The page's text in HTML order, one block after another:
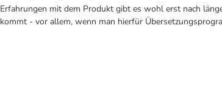
Erfahrungen mit dem Produkt gibt es wohl erst nach
kommt - vor allem, wenn man hierfür